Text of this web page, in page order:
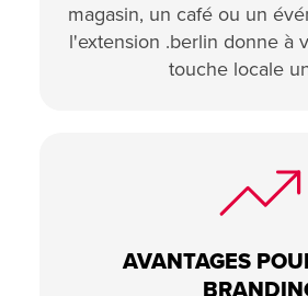
magasin, un café ou un
l'extension .berlin donne à
touche locale
AVANTAGES